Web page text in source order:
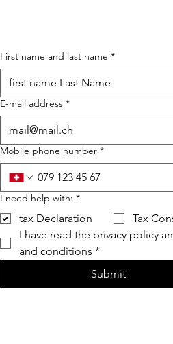
First name and last name *
E-mail address *
Mobile phone number *
I need help with: *
tax Declaration
Tax
I have read the privacy policy
and conditions *
Submit